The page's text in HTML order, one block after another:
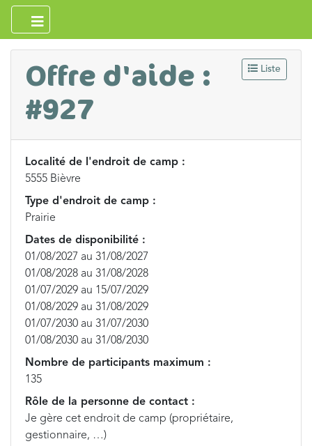
Liste
Offre d'aide :
#927
Localité de l'endroit de camp :
5555 Bièvre
Type d'endroit de camp :
Prairie
Dates de disponibilité :
01/08/2027 au 31/08/2027
01/08/2028 au 31/08/2028
01/07/2029 au 15/07/2029
01/08/2029 au 31/08/2029
01/07/2030 au 31/07/2030
01/08/2030 au 31/08/2030
Nombre de participants maximum :
135
Rôle de la personne de contact :
Je gère cet endroit de camp (propriétaire,
gestionnaire, …)